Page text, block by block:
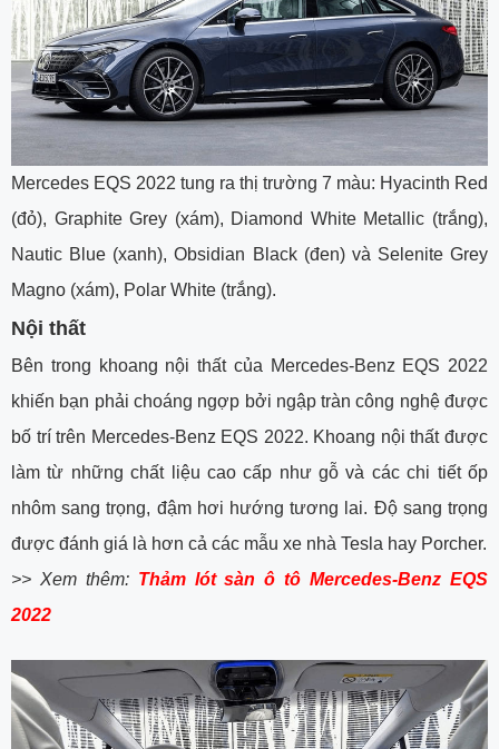
Mercedes EQS 2022 tung ra thị trường 7 màu: Hyacinth Red
(đỏ), Graphite Grey (xám), Diamond White Metallic (trắng),
Nautic Blue (xanh), Obsidian Black (đen) và Selenite Grey
Magno (xám), Polar White (trắng).
Nội thất
Bên trong khoang nội thất của Mercedes-Benz EQS 2022
khiến bạn phải choáng ngợp bởi ngập tràn công nghệ được
bố trí trên Mercedes-Benz EQS 2022. Khoang nội thất được
làm từ những chất liệu cao cấp như gỗ và các chi tiết ốp
nhôm sang trọng, đậm hơi hướng tương lai. Độ sang trọng
được đánh giá là hơn cả các mẫu xe nhà Tesla hay Porcher.
>> Xem thêm: Thảm lót sàn ô tô Mercedes-Benz EQS
2022